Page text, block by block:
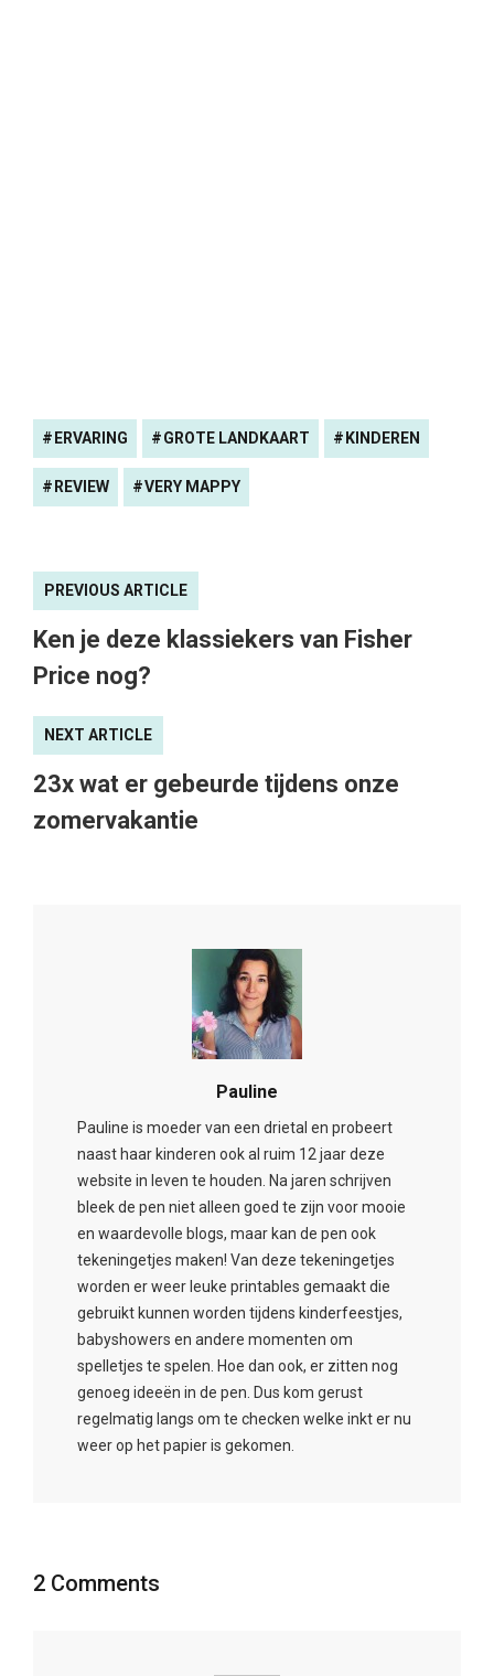
ERVARING GROTE LANDKAART KINDEREN
REVIEW VERY MAPPY
PREVIOUS ARTICLE
Ken je deze klassiekers van Fisher
Price nog?
NEXT ARTICLE
23x wat er gebeurde tijdens onze
zomervakantie
Pauline
Pauline is moeder van een drietal en probeert
naast haar kinderen ook al ruim 12 jaar deze
website in leven te houden. Na jaren schrijven
bleek de pen niet alleen goed te zijn voor mooie
en waardevolle blogs, maar kan de pen ook
tekeningetjes maken! Van deze tekeningetjes
worden er weer leuke printables gemaakt die
gebruikt kunnen worden tijdens kinderfeestjes,
babyshowers en andere momenten om
spelletjes te spelen. Hoe dan ook, er zitten nog
genoeg ideeën in de pen. Dus kom gerust
regelmatig langs om te checken welke inkt er nu
weer op het papier is gekomen.
2 Comments